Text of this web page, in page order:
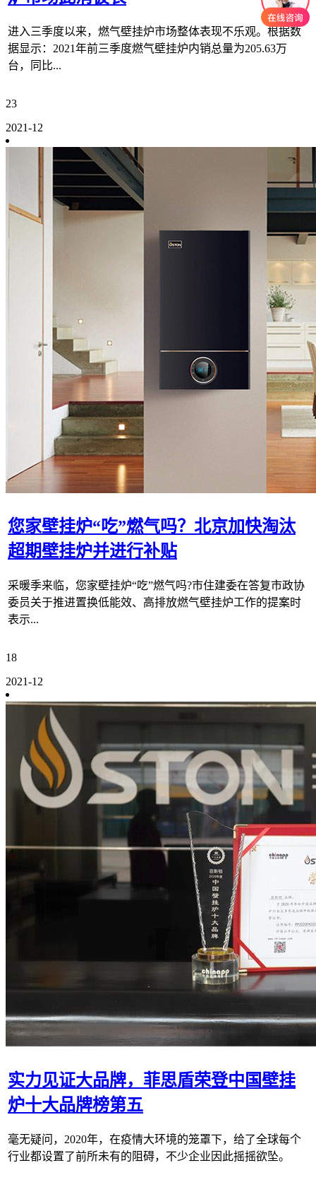
进入三季度以来，燃气壁挂炉市场整体表现不乐观。根据数
据显示：2021年前三季度燃气壁挂炉内销总量为205.63万
台，同比...
23
2021-12
您家壁挂炉“吃”燃气吗？北京加快淘汰
超期壁挂炉并进行补贴
采暖季来临，您家壁挂炉“吃”燃气吗?市住建委在答复市政协
委员关于推进置换低能效、高排放燃气壁挂炉工作的提案时
表示...
18
2021-12
实力见证大品牌，菲思盾荣登中国壁挂
炉十大品牌榜第五
毫无疑问，2020年，在疫情大环境的笼罩下，给了全球每个
行业都设置了前所未有的阻碍，不少企业因此摇摇欲坠。